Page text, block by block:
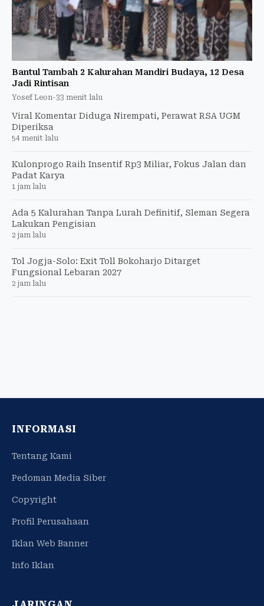
Bantul Tambah 2 Kalurahan Mandiri Budaya, 12 Desa
Jadi Rintisan
Yosef Leon-33 menit lalu
Viral Komentar Diduga Nirempati, Perawat RSA UGM
Diperiksa
54 menit lalu
Kulonprogo Raih Insentif Rp3 Miliar, Fokus Jalan dan
Padat Karya
1 jam lalu
Ada 5 Kalurahan Tanpa Lurah Definitif, Sleman Segera
Lakukan Pengisian
2 jam lalu
Tol Jogja-Solo: Exit Toll Bokoharjo Ditarget
Fungsional Lebaran 2027
2 jam lalu
INFORMASI
Tentang Kami
Pedoman Media Siber
Copyright
Profil Perusahaan
Iklan Web Banner
Info Iklan